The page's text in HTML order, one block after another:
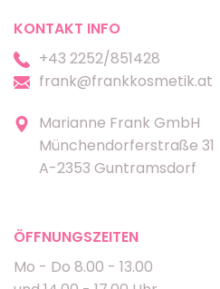
KONTAKT INFO
+43 2252/851428
frank@frankkosmetik.at
Marianne Frank GmbH
Münchendorferstraße 31
A-2353 Guntramsdorf
ÖFFNUNGSZEITEN
Mo - Do 8.00 - 13.00